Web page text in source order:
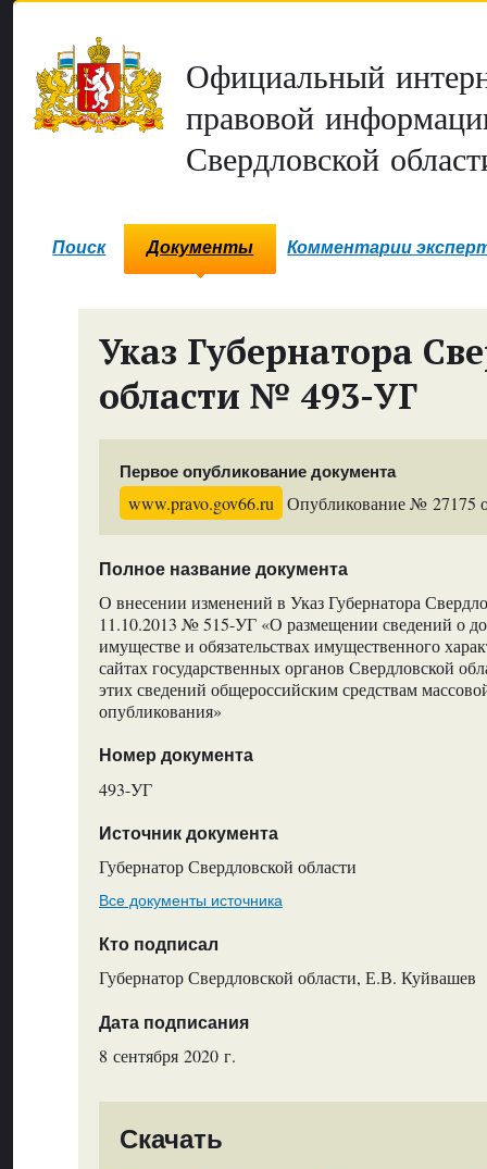
Официальный
правовой
Свердловской
Поиск Документы Комментарии
Указ Губернатора
области № 493-УГ
Первое опубликование документа
www.pravo.gov66.ru Опубликование № 27175
Полное название документа
О внесении изменений в Указ Губернатора
11.10.2013 № 515-УГ «О размещении сведений о
имуществе и обязательствах имущественного
сайтах государственных органов Свердловской
этих сведений общероссийским средствам
опубликования»
Номер документа
493-УГ
Источник документа
Губернатор Свердловской области
Все документы источника
Кто подписал
Губернатор Свердловской области, Е.В. Куйвашев
Дата подписания
8 сентября 2020 г.
Скачать